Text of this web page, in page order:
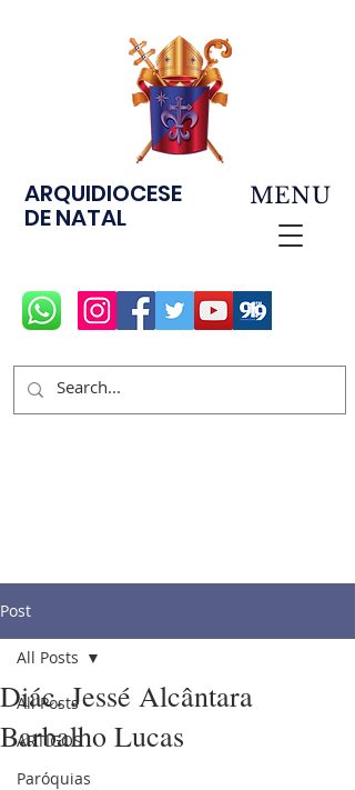
ARQUIDIOCESE
DE NATAL
MENU
Post
All Posts
ARTIGOS
Paróquias
All Posts
Diác. Jessé Alcântara
Barbalho Lucas